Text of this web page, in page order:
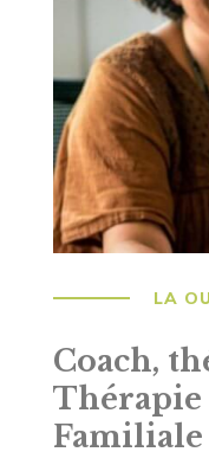
LA
Coach,
Familiale